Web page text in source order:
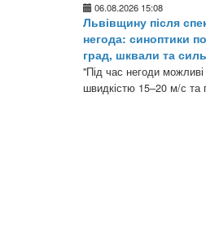
06.08.2026 15:08
Львівщину після
негода: синоптики
град, шквали та
"Під час негоди
швидкістю 15–20 м/с та